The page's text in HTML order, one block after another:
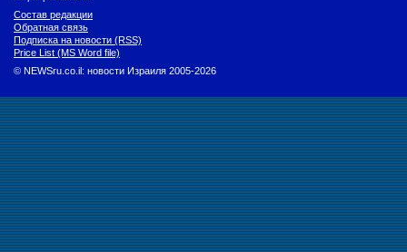
Состав редакции
Обратная связь
Подписка на новости (RSS)
Price List (MS Word file)
© NEWSru.co.il: новости Израиля 2005-2026